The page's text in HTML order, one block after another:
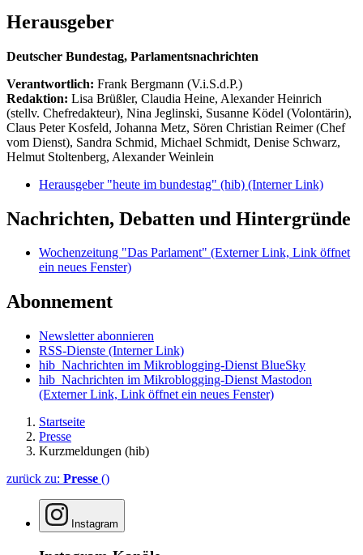
Herausgeber
Deutscher Bundestag, Parlamentsnachrichten
Verantwortlich: Frank Bergmann (V.i.S.d.P.)
Redaktion: Lisa Brüßler, Claudia Heine, Alexander Heinrich
(stellv. Chefredakteur), Nina Jeglinski, Susanne Ködel (Volontärin),
Claus Peter Kosfeld, Johanna Metz, Sören Christian Reimer (Chef
vom Dienst), Sandra Schmid, Michael Schmidt, Denise Schwarz,
Helmut Stoltenberg, Alexander Weinlein
Herausgeber "heute im bundestag" (hib) (Interner Link)
Nachrichten, Debatten und Hintergründe
Wochenzeitung "Das Parlament" (Externer Link, Link öffnet
ein neues Fenster)
Abonnement
Newsletter abonnieren
RSS-Dienste (Interner Link)
hib_Nachrichten im Mikroblogging-Dienst BlueSky
hib_Nachrichten im Mikroblogging-Dienst Mastodon
(Externer Link, Link öffnet ein neues Fenster)
Startseite
Presse
Kurzmeldungen (hib)
zurück zu: Presse ()
Instagram